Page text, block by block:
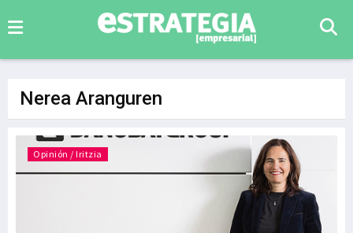
Nerea Aranguren
Opinión / Iritzia